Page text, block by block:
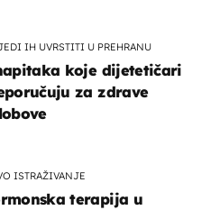
IH UVRSTITI U PREHRANU
koje dijetetičari
za zdrave
ISTRAŽIVANJE
terapija u